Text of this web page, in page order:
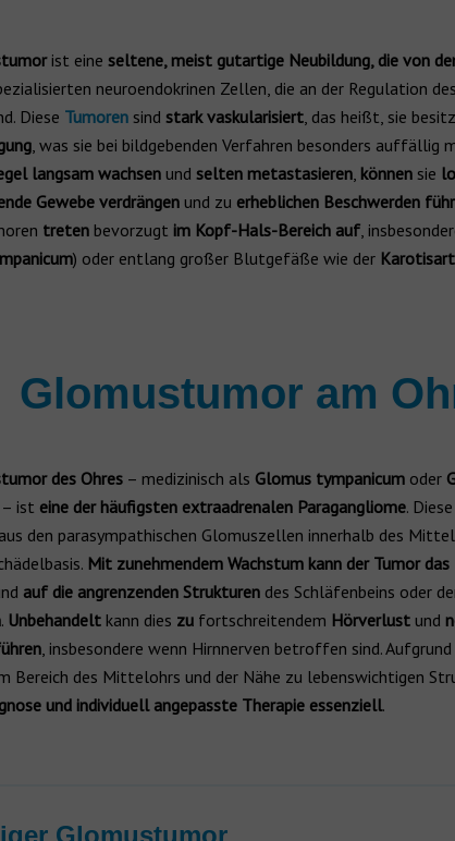
ist eine seltene, meist gutartige Neubildung, die von
neuroendokrinen Zellen, die an der Regulation
Diese Tumoren sind stark vaskularisiert, das heißt, sie
, was sie bei bildgebenden Verfahren besonders auffällig
langsam wachsenund selten metastasieren, können sie
Gewebe verdrängenund zu erheblichen Beschwerden
treten bevorzugt im Kopf-Hals-Bereich auf,
) oder entlang großer Blutgefäße wie der
Glomustumor am
des Ohres– medizinisch als Glomus tympanicumoder
ist eine der häufigsten extraadrenalen Paragangliome.
den parasympathischen Glomuszellen innerhalb des
Mit zunehmendem Wachstum kann der Tumor
auf die angrenzenden Strukturendes Schläfenbeins oder
. Unbehandelt kann dies zu fortschreitendem Hörverlust und
, insbesondere wenn Hirnnerven betroffen sind.
Bereich des Mittelohrs und der Nähe zu lebenswichtigen
und individuell angepasste Therapie essenziell.
Glomustumor